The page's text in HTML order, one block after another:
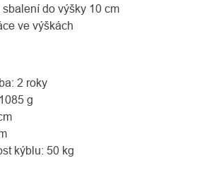
do výšky 10 cm
ve výškách
2 roky
g
kýblu: 50 kg